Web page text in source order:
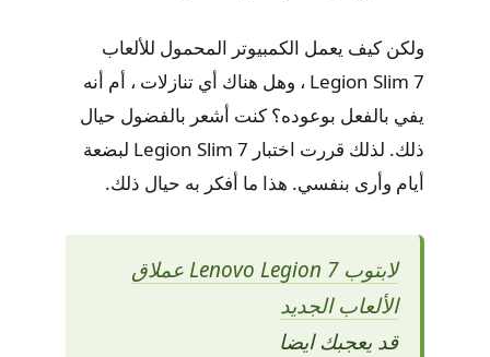
ولكن كيف يعمل الكمبيوتر المحمول للألعاب
Legion Slim 7 ، وهل هناك أي تنازلات ، أم أنه
يفي بالفعل بوعوده؟ كنت أشعر بالفضول حيال
ذلك. لذلك قررت اختبار Legion Slim 7 لبضعة
أيام وأرى بنفسي. هذا ما أفكر به حيال ذلك.
لابتوب Lenovo Legion 7 عملاق
الألعاب الجديد
قد يعجبك ايضا